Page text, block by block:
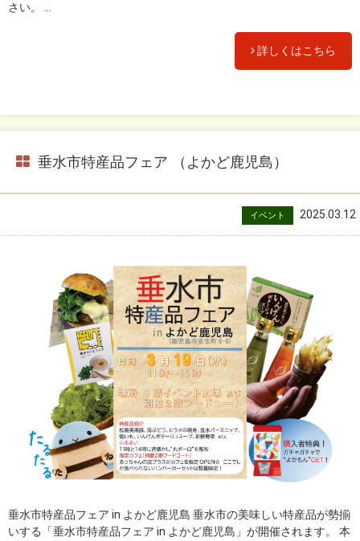
さい。 ...
詳しくはこちら
垂水市特産品フェア （よかど鹿児島）
イベント 2025.03.12
垂水市特産品フェア in よかど鹿児島 垂水市の美味しい特産品が勢揃
いする「垂水市特産品フェア in よかど鹿児島」が開催されます。 本